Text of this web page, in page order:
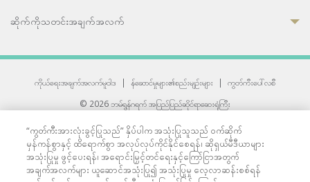
ဆိုက်ကိုသတင်းအချက်အလက်
ကိုယ်ရေးအချက်အလက်မူဝါဒ | န်ဆောင်မှုများ၏စည်းမျဉ်းများ |
ကွတ်ကီးပေါ်လစီ
© 2026 ဘမ်ရွန်ဂရက် အပြည်ပြည်ဆိုင်ရာဆေးရုံကြီး
33 Sukhumvit 3, Wattana, Bangkok 10110 Thailand.
All rights reserved.
“ကွတ်ကီးအားလုံးခွင့်ပြုသည်” နှိပ်ပါက အသုံးပြုသူသည် ဝက်ဆိုက်
မှန်ကန်စွာနှင့် ထိရောက်စွာ အလုပ်လုပ်ကိုင်နိုင်စေရန်၊ ဆိုရှယ်မီဒီယာများ
အသုံးပြုမှု ဖွင့်ပေးရန်၊ အရောင်းမြှင့်တင်ရေးနှင့်ကြော်ငြာအတွက်
အချက်အလက်များ ယူဆောင်အသုံးပြု၍ အသုံးပြုမှု လေ့လာဆန်းစစ်ရန်